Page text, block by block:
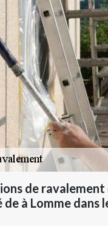
de ravalement
de à Lomme dans